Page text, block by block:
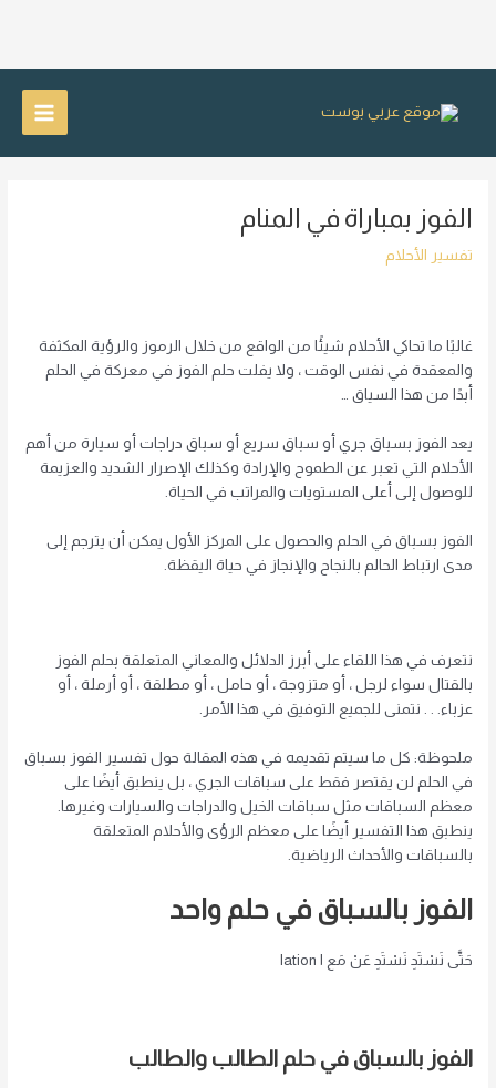
Main
الفوز بمباراة في المنام
تفسير الأحلام
غالبًا ما تحاكي الأحلام شيئًا من الواقع من خلال الرموز والرؤية المكثفة
والمعقدة في نفس الوقت ، ولا يفلت حلم الفوز في معركة في الحلم
أبدًا من هذا السياق …
يعد الفوز بسباق جري أو سباق سريع أو سباق دراجات أو سيارة من أهم
الأحلام التي تعبر عن الطموح والإرادة وكذلك الإصرار الشديد والعزيمة
للوصول إلى أعلى المستويات والمراتب في الحياة.
الفوز بسباق في الحلم والحصول على المركز الأول يمكن أن يترجم إلى
مدى ارتباط الحالم بالنجاح والإنجاز في حياة اليقظة.
نتعرف في هذا اللقاء على أبرز الدلائل والمعاني المتعلقة بحلم الفوز
بالقتال سواء لرجل ، أو متزوجة ، أو حامل ، أو مطلقة ، أو أرملة ، أو
عزباء. . . نتمنى للجميع التوفيق في هذا الأمر.
ملحوظة: كل ما سيتم تقديمه في هذه المقالة حول تفسير الفوز بسباق
في الحلم لن يقتصر فقط على سباقات الجري ، بل ينطبق أيضًا على
معظم السباقات مثل سباقات الخيل والدراجات والسيارات وغيرها.
ينطبق هذا التفسير أيضًا على معظم الرؤى والأحلام المتعلقة
بالسباقات والأحداث الرياضية.
الفوز بالسباق في حلم واحد
حَتَّى نَسْتَدِ نَسْتَدِ عَنْ مَع ا lation
الفوز بالسباق في حلم الطالب والطالب